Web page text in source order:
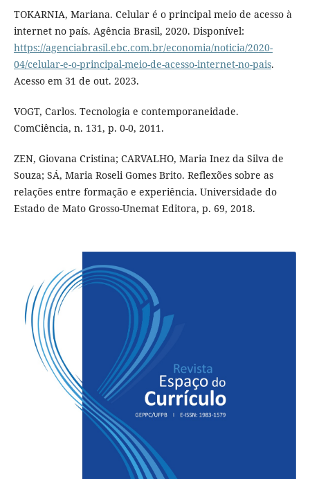
TOKARNIA, Mariana. Celular é o principal meio de acesso à
internet no país. Agência Brasil, 2020. Disponível:
https://agenciabrasil.ebc.com.br/economia/noticia/2020-
04/celular-e-o-principal-meio-de-acesso-internet-no-pais.
Acesso em 31 de out. 2023.
VOGT, Carlos. Tecnologia e contemporaneidade.
ComCiência, n. 131, p. 0-0, 2011.
ZEN, Giovana Cristina; CARVALHO, Maria Inez da Silva de
Souza; SÁ, Maria Roseli Gomes Brito. Reflexões sobre as
relações entre formação e experiência. Universidade do
Estado de Mato Grosso-Unemat Editora, p. 69, 2018.